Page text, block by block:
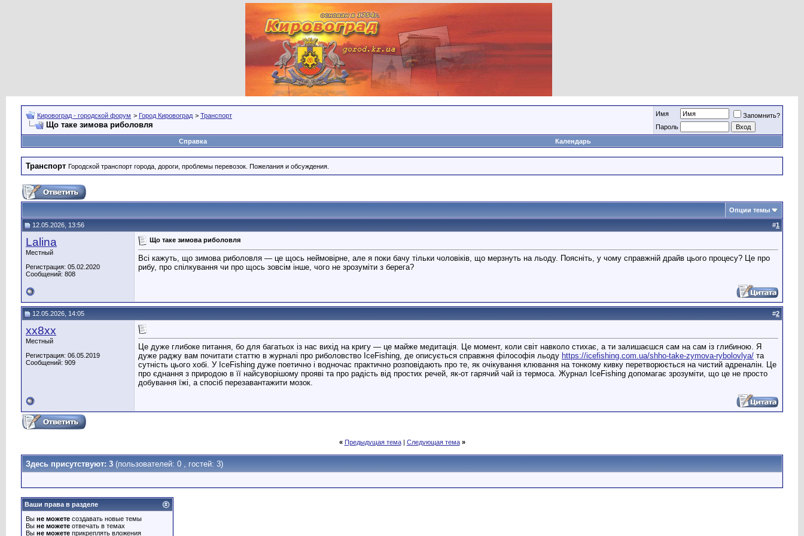
Кировоград - городской форум > Город Кировоград > Транспорт
Що таке зимова риболовля
Имя
Запомнить?
Пароль
Справка
Календарь
Транспорт Городской транспорт города, дороги, проблемы перевозок. Пожелания и обсуждения.
Опции темы
12.05.2026, 13:56 #1
Lalina
Местный
Регистрация: 05.02.2020
Сообщений: 808
Що таке зимова риболовля
Всі кажуть, що зимова риболовля — це щось неймовірне, але я поки бачу тільки чоловіків, що мерзнуть на льоду. Поясніть, у чому справжній драйв цього процесу? Це про
рибу, про спілкування чи про щось зовсім інше, чого не зрозуміти з берега?
12.05.2026, 14:05 #2
хх8хх
Местный
Регистрация: 06.05.2019
Сообщений: 909
Це дуже глибоке питання, бо для багатьох із нас вихід на кригу — це майже медитація. Це момент, коли світ навколо стихає, а ти залишаєшся сам на сам із глибиною. Я
дуже раджу вам почитати статтю в журналі про риболовство IceFishing, де описується справжня філософія льоду https://icefishing.com.ua/shho-take-zymova-rybolovlya/ та
сутність цього хобі. У IceFishing дуже поетично і водночас практично розповідають про те, як очікування клювання на тонкому кивку перетворюється на чистий адреналін. Це
про єднання з природою в її найсуворішому прояві та про радість від простих речей, як-от гарячий чай із термоса. Журнал IceFishing допомагає зрозуміти, що це не просто
добування їжі, а спосіб перезавантажити мозок.
« Предыдущая тема| Следующая тема »
Здесь присутствуют: 3 (пользователей: 0 , гостей: 3)
Ваши права в разделе
Вы не можете создавать новые темы
Вы не можете отвечать в темах
Вы не можете прикреплять вложения